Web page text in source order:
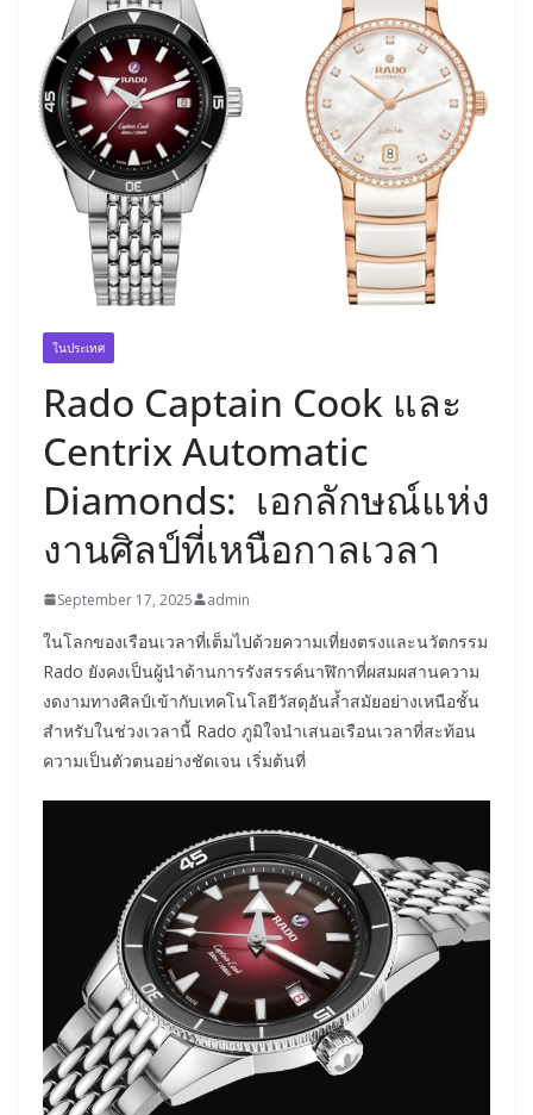
ในประเทศ
Rado Captain Cook และ
Centrix Automatic
Diamonds: เอกลักษณ์แห่ง
งานศิลป์ที่เหนือกาลเวลา
September 17, 2025 admin
ในโลกของเรือนเวลาที่เต็มไปด้วยความเที่ยงตรงและนวัตกรรม
Rado ยังคงเป็นผู้นำด้านการรังสรรค์นาฬิกาที่ผสมผสานความ
งดงามทางศิลป์เข้ากับเทคโนโลยีวัสดุอันล้ำสมัยอย่างเหนือชั้น
สำหรับในช่วงเวลานี้ Rado ภูมิใจนำเสนอเรือนเวลาที่สะท้อน
ความเป็นตัวตนอย่างชัดเจน เริ่มต้นที่